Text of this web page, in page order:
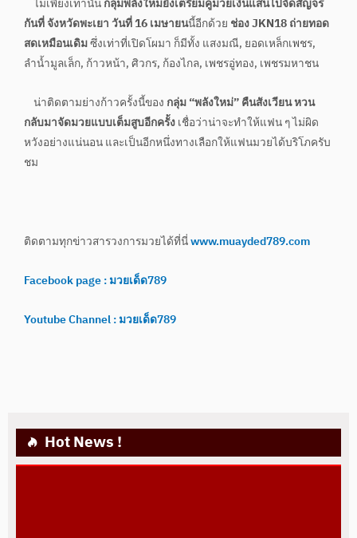
ไม่เพียงเท่านั้นกลุ่มพลังใหม่ยังเตรียมคู่มวยเงินแสนไปจัดสัญจร
กันที่ จังหวัดพะเยา วันที่ 16 เมษายนนี้อีกด้วย ช่อง JKN18 ถ่ายทอด
สดเหมือนเดิมซึ่งเท่าที่เปิดโผมา ก็มีทั้ง แสงมณี, ยอดเหล็กเพชร,
ลำน้ำมูลเล็ก, ก้าวหน้า, ศิวกร, ก้องไกล, เพชรอู่ทอง, เพชรมหาชน
น่าติดตามย่างก้าวครั้งนี้ของ กลุ่ม “พลังใหม่” คืนสังเวียน หวน
กลับมาจัดมวยแบบเต็มสูบอีกครั้งเชื่อว่าน่าจะทำให้แฟน ๆ ไม่ผิด
หวังอย่างแน่นอน และเป็นอีกหนึ่งทางเลือกให้แฟนมวยได้บริโภครับ
ชม
ติดตามทุกข่าวสารวงการมวยได้ที่นี่www.muayded789.com
Facebook page : มวยเด็ด789
Youtube Channel : มวยเด็ด789
Hot News !